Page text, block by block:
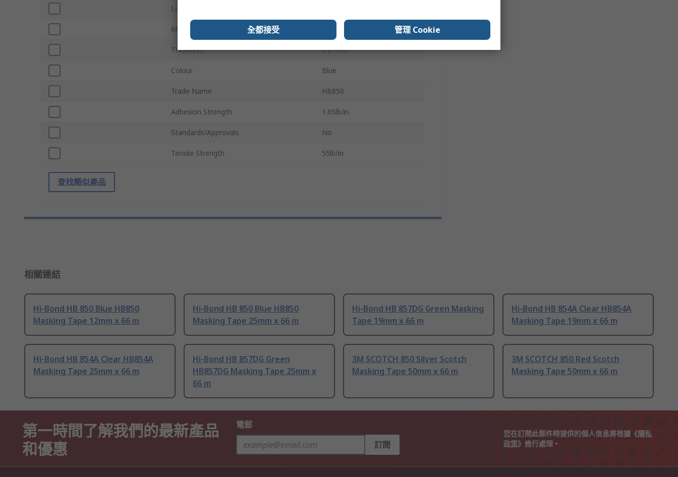
Length
Model Number
Thickness 0.07mm
Colour Blue
Trade Name HB850
Adhesion Strength 1.65lb/in
Standards/Approvals No
Tensile Strength 55lb/in
查找類似產品
相關連結
Hi-Bond HB 850 Blue HB850
Masking Tape 12mm x 66 m
Hi-Bond HB 850 Blue HB850
Masking Tape 25mm x 66 m
Hi-Bond HB 857DG Green Masking
Tape 19mm x 66 m
Hi-Bond HB 854A Clear HB854A
Masking Tape 19mm x 66 m
Hi-Bond HB 854A Clear HB854A
Masking Tape 25mm x 66 m
Hi-Bond HB 857DG Green
HB857DG Masking Tape 25mm x
66 m
3M SCOTCH 850 Silver Scotch
Masking Tape 50mm x 66 m
3M SCOTCH 850 Red Scotch
Masking Tape 50mm x 66 m
第一時間了解我們的最新產品
和優惠
電郵
訂閱
您在訂閱此郵件時提供的個人信息將根據《隱私
政策》進行處理。
全都接受 管理 Cookie